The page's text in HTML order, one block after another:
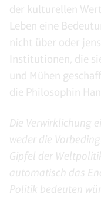
der kulturellen
Leben eine
nicht über oder
Institutionen, die
und Mühen
die Philosophin
Die Verwirklichung
weder die
Gipfel der
automatisch das
Politik bedeuten